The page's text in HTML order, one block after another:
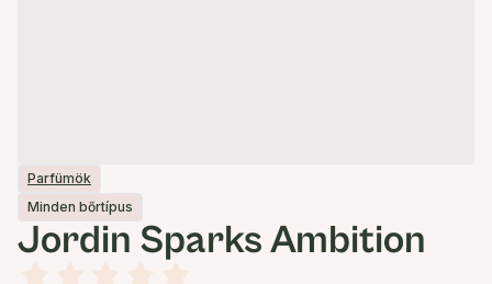
Parfümök
Minden bőrtípus
Jordin Sparks Ambition